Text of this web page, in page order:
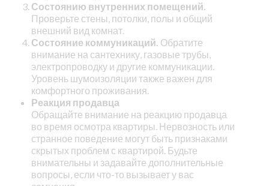
Состоянию внутренних помещений.
Проверьте стены, потолки, полы и общий
внешний вид комнат.
Состояние коммуникаций. Обратите
внимание на сантехнику, газовые трубы,
электропроводку и другие коммуникации.
Уровень шумоизоляции также важен для
комфортного проживания.
Реакция продавца
Обращайте внимание на реакцию продавца
во время осмотра квартиры. Нервозность или
странное поведение могут быть признаками
скрытых проблем с квартирой. Будьте
внимательны и задавайте дополнительные
вопросы, если что-то вызывает у вас